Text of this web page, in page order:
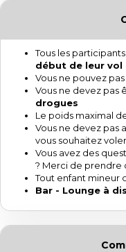
Tous les
début de leur vol
Vous ne pouvez
Vous ne devez pas
drogues
Le poids maximal
Vous ne devez pas
vous souhaitez voler
Vous avez des
? Merci de prendre
Tout enfant mineur
Bar - Lounge à